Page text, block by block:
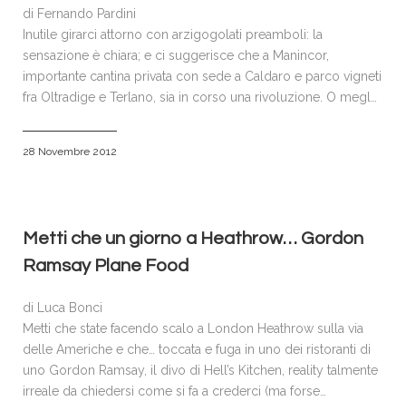
di Fernando Pardini
Inutile girarci attorno con arzigogolati preamboli: la
sensazione è chiara; e ci suggerisce che a Manincor,
importante cantina privata con sede a Caldaro e parco vigneti
fra Oltradige e Terlano, sia in corso una rivoluzione. O megl…
28 Novembre 2012
Metti che un giorno a Heathrow… Gordon
Ramsay Plane Food
di Luca Bonci
Metti che state facendo scalo a London Heathrow sulla via
delle Americhe e che… toccata e fuga in uno dei ristoranti di
uno Gordon Ramsay, il divo di Hell’s Kitchen, reality talmente
irreale da chiedersi come si fa a crederci (ma forse…